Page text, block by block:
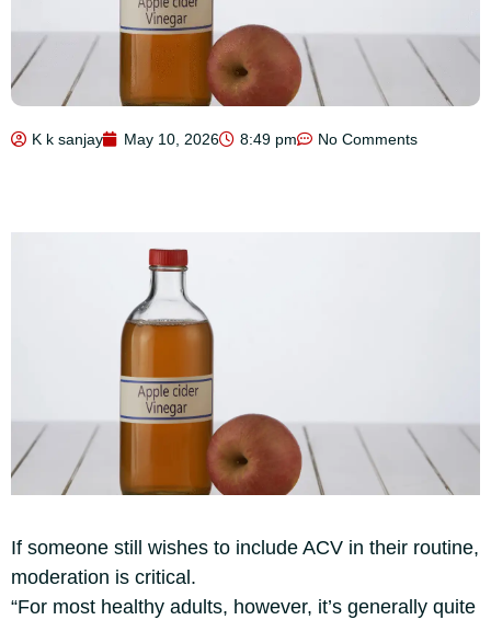
K k sanjay May 10, 2026 8:49 pm No Comments
If someone still wishes to include ACV in their routine,
moderation is critical.
“For most healthy adults, however, it’s generally quite